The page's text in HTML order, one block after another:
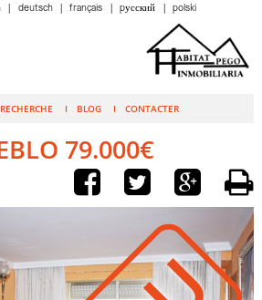
RECHERCHE BLOG CONTACTER
deutsch français pусский polski
79.000€